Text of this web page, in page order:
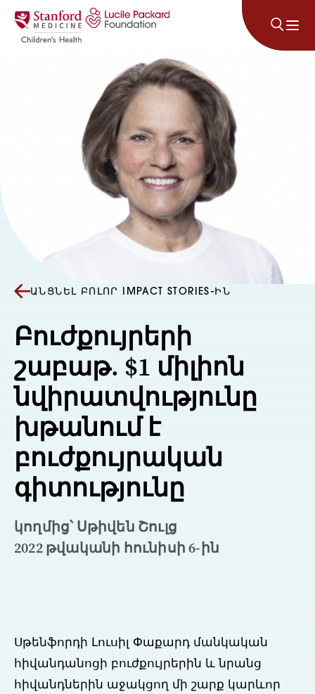
Անցնել բովանդակությանը
ԱՆՑՆԵԼ ԲՈԼՈՐ IMPACT STORIES-ԻՆ
Բուժքույրերի
շաբաթ. $1 միլիոն
նվիրատվությունը
խթանում է
բուժքույրական
գիտությունը
կողմից՝ Սթիվեն Շուլց
2022 թվականի հունիսի 6-ին
Սթենֆորդի Լուսիլ Փաքարդ մանկական
հիվանդանոցի բուժքույրերին և նրանց
հիվանդներին աջակցող մի շարք կարևոր